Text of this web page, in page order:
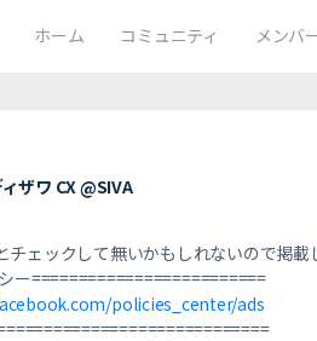
ホーム コミュニティ メンバ
ザワ CX @SIVA
チェックして無いかもしれないので掲載
ー=========================
policies_center/ads